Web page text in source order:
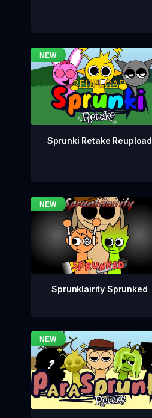
Sprunki Retake Reupload
Sprunklairity Sprunked